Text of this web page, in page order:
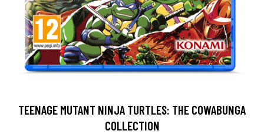
TEENAGE MUTANT NINJA TURTLES: THE COWABUNGA
COLLECTION